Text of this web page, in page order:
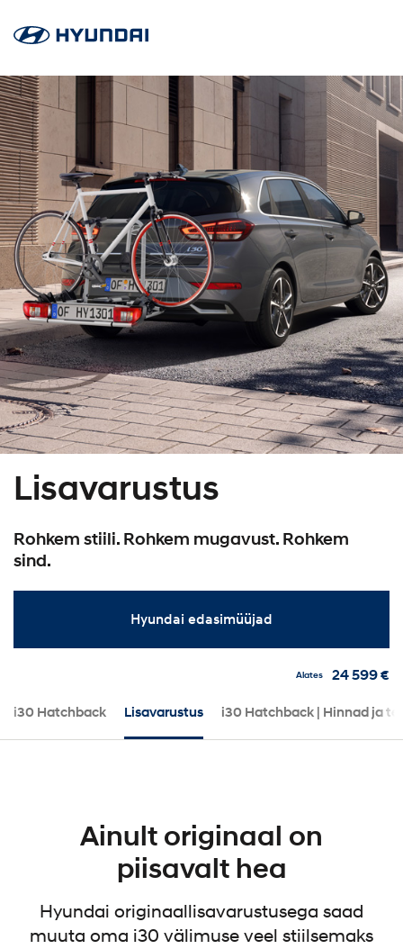
Lisavarustus
Rohkem stiili. Rohkem mugavust. Rohkem
sind.
Hyundai edasimüüjad
i30 Hatchback Lisavarustus i30 Hatchback | Hinnad ja
Alates 24 599 €
Ainult originaal on
piisavalt hea
Hyundai originaallisavarustusega saad
muuta oma i30 välimuse veel stiilsemaks